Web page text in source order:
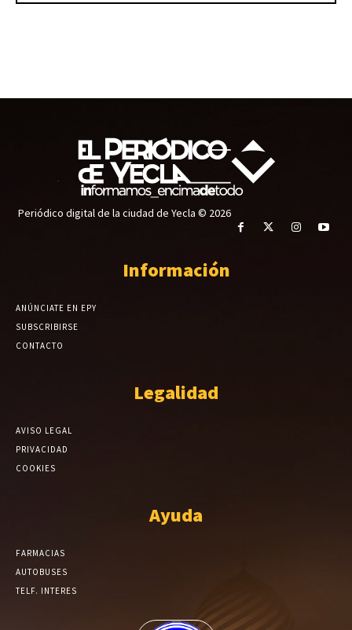
Periódico digital de la ciudad de Yecla © 2026
Información
ANÚNCIATE EN EPY
SUBSCRIBIRSE
CONTACTO
Legalidad
AVISO LEGAL
PRIVACIDAD
COOKIES
Ayuda
FARMACIAS
AUTOBUSES
TELF. INTERES